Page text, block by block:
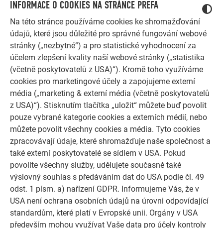
INFORMACE O COOKIES NA STRÁNCE PREFA
Na této stránce používáme cookies ke shromažďování
údajů, které jsou důležité pro správné fungování webové
stránky („nezbytné“) a pro statistické vyhodnocení za
účelem zlepšení kvality naší webové stránky („statistika
(včetně poskytovatelů z USA)“). Kromě toho využíváme
cookies pro marketingové účely a zapojujeme externí
média („marketing & externí média (včetně poskytovatelů
z USA)“). Stisknutím tlačítka „uložit“ můžete buď povolit
pouze vybrané kategorie cookies a externích médií, nebo
můžete povolit všechny cookies a média. Tyto cookies
zpracovávají údaje, které shromažďuje naše společnost a
také externí poskytovatelé se sídlem v USA. Pokud
povolíte všechny služby, udělujete současně také
výslovný souhlas s předáváním dat do USA podle čl. 49
odst. 1 písm. a) nařízení GDPR. Informujeme Vás, že v
USA není ochrana osobních údajů na úrovni odpovídající
standardům, které platí v Evropské unii. Orgány v USA
především mohou využívat Vaše data pro účely kontroly
FASÁDNÍ ŠABLONA 29 × 29
Fasádní šablona 29 × 29 je středně velká verze
osvědčeného „šupinového vzhledu“ pro fasádu. Zaujme
svou robustností, dlouhou životností a všestranným
designem pro každý stavební projekt.
V tomto designu je možné opláštit střechu i fasádu